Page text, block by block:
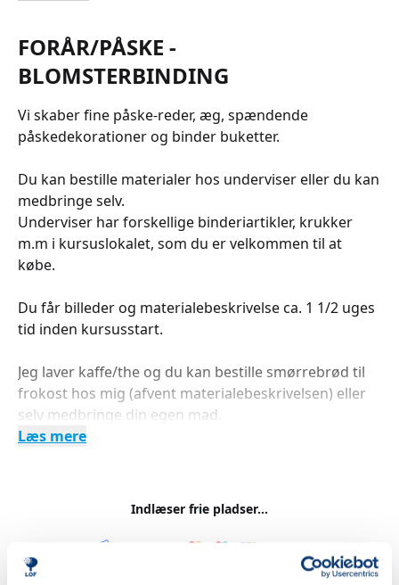
FORÅR/PÅSKE -
BLOMSTERBINDING
Vi skaber fine påske-reder, æg, spændende
påskedekorationer og binder buketter.
Du kan bestille materialer hos underviser eller du kan
medbringe selv.
Underviser har forskellige binderiartikler, krukker
m.m i kursuslokalet, som du er velkommen til at
købe.
Du får billeder og materialebeskrivelse ca. 1 1/2 uges
tid inden kursusstart.
Jeg laver kaffe/the og du kan bestille smørrebrød til
frokost hos mig (afvent materialebeskrivelsen) eller
selv medbringe din egen mad.
Læs mere
Indlæser frie pladser...